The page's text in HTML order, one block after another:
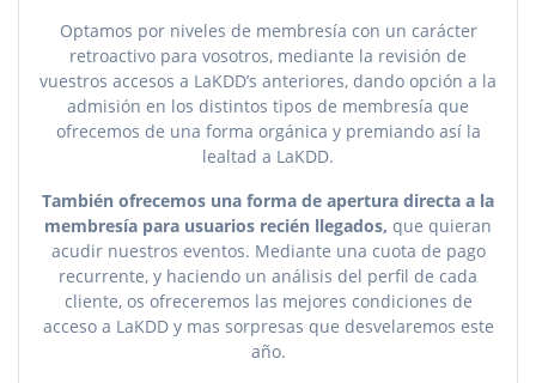
Optamos por niveles de membresía con un carácter
retroactivo para vosotros, mediante la revisión de
vuestros accesos a LaKDD’s anteriores, dando opción a la
admisión en los distintos tipos de membresía que
ofrecemos de una forma orgánica y premiando así la
lealtad a LaKDD.
También ofrecemos una forma de apertura directa a la
membresía para usuarios recién llegados, que quieran
acudir nuestros eventos. Mediante una cuota de pago
recurrente, y haciendo un análisis del perfil de cada
cliente, os ofreceremos las mejores condiciones de
acceso a LaKDD y mas sorpresas que desvelaremos este
año.